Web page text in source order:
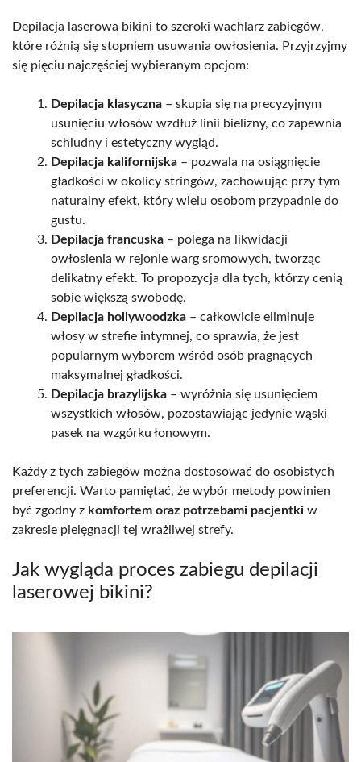
Depilacja laserowa bikini to szeroki wachlarz zabiegów,
które różnią się stopniem usuwania owłosienia. Przyjrzyjmy
się pięciu najczęściej wybieranym opcjom:
Depilacja klasyczna – skupia się na precyzyjnym
usunięciu włosów wzdłuż linii bielizny, co zapewnia
schludny i estetyczny wygląd.
Depilacja kalifornijska – pozwala na osiągnięcie
gładkości w okolicy stringów, zachowując przy tym
naturalny efekt, który wielu osobom przypadnie do
gustu.
Depilacja francuska – polega na likwidacji
owłosienia w rejonie warg sromowych, tworząc
delikatny efekt. To propozycja dla tych, którzy cenią
sobie większą swobodę.
Depilacja hollywoodzka – całkowicie eliminuje
włosy w strefie intymnej, co sprawia, że jest
popularnym wyborem wśród osób pragnących
maksymalnej gładkości.
Depilacja brazylijska – wyróżnia się usunięciem
wszystkich włosów, pozostawiając jedynie wąski
pasek na wzgórku łonowym.
Każdy z tych zabiegów można dostosować do osobistych
preferencji. Warto pamiętać, że wybór metody powinien
być zgodny z komfortem oraz potrzebami pacjentki w
zakresie pielęgnacji tej wrażliwej strefy.
Jak wygląda proces zabiegu depilacji
laserowej bikini?